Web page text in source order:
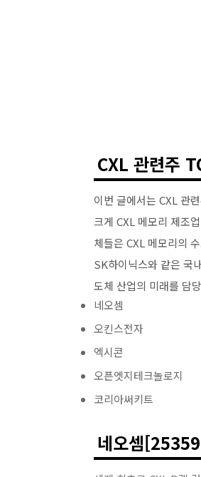
CXL 관련주
이번 글에서는 CXL 관
크게 CXL 메모리 제조
체들은 CXL 메모리의
SK하이닉스와 같은 국
도체 산업의 미래를 담
네오셈
오킨스전자
엑시콘
오픈엣지테크놀로지
코리아써키트
네오셈